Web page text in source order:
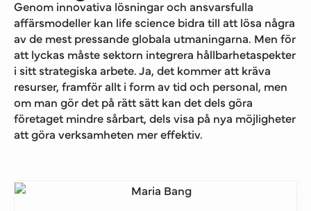
Genom innovativa lösningar och ansvarsfulla
affärsmodeller kan lifescience bidra till att lösa några
av de mest pressande globala utmaningarna. Men för
att lyckas måstesektorn integrera hållbarhetaspekter
i sitt strategiska arbete. Ja, det kommer att kräva
resurser, framför allt i form av tid och personal, men
om man gör det på rätt sätt kan detdels göra
företaget mindresårbart, delsvisa på nya möjligheter
att göra verksamheten mer effektiv.